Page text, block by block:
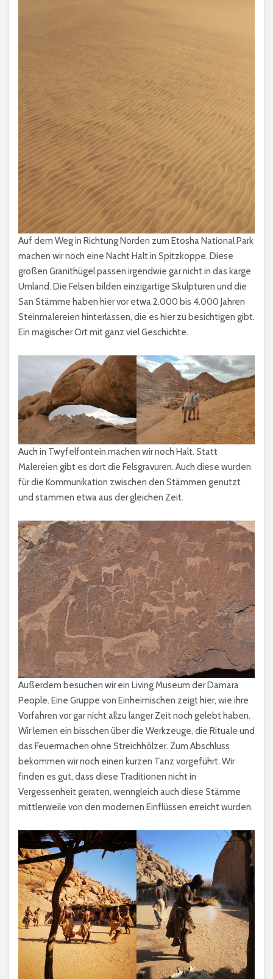
Auf dem Weg in Richtung Norden zum Etosha National Park
machen wir noch eine Nacht Halt in Spitzkoppe. Diese
großen Granithügel passen irgendwie gar nicht in das karge
Umland. Die Felsen bilden einzigartige Skulpturen und die
San Stämme haben hier vor etwa 2.000 bis 4.000 Jahren
Steinmalereien hinterlassen, die es hier zu besichtigen gibt.
Ein magischer Ort mit ganz viel Geschichte.
Auch in Twyfelfontein machen wir noch Halt. Statt
Malereien gibt es dort die Felsgravuren. Auch diese wurden
für die Kommunikation zwischen den Stämmen genutzt
und stammen etwa aus der gleichen Zeit.
Außerdem besuchen wir ein Living Museum der Damara
People. Eine Gruppe von Einheimischen zeigt hier, wie ihre
Vorfahren vor gar nicht allzu langer Zeit noch gelebt haben.
Wir lernen ein bisschen über die Werkzeuge, die Rituale und
das Feuermachen ohne Streichhölzer. Zum Abschluss
bekommen wir noch einen kurzen Tanz vorgeführt. Wir
finden es gut, dass diese Traditionen nicht in
Vergessenheit geraten, wenngleich auch diese Stämme
mittlerweile von den modernen Einflüssen erreicht wurden.